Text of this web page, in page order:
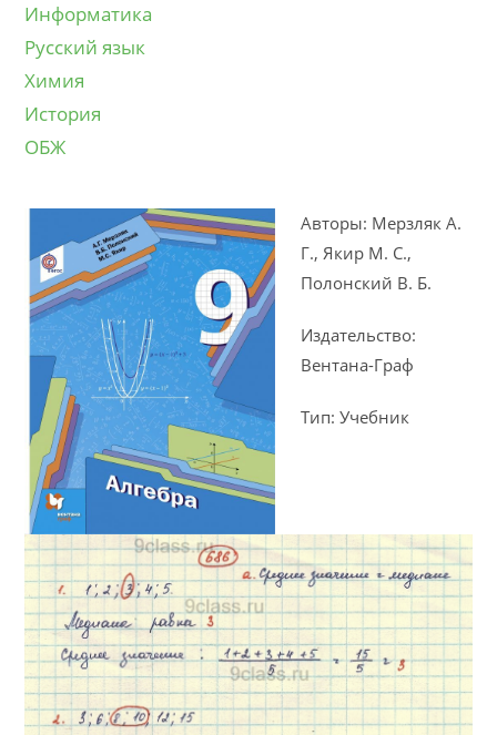
Информатика
Русский язык
Химия
История
ОБЖ
Авторы: Мерзляк А.
Г., Якир М. С.,
Полонский В. Б.
Издательство:
Вентана-Граф
Тип: Учебник